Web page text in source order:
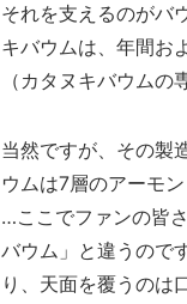
それを支えるのがバ
キバウムは、年間お
（カタヌキバウム
当然ですが、その製
ウムは7層のアーモ
…ここでファンの皆
バウム」と違うので
り、天面を覆うのは